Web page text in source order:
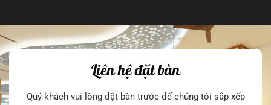
Liên hệ đặt bàn
Quý khách vui lòng đặt bàn trước để chúng tôi sắp xếp